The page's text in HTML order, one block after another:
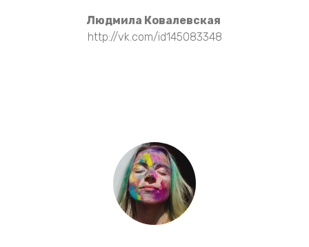
Людмила Ковалевская
http://vk.com/id145083348